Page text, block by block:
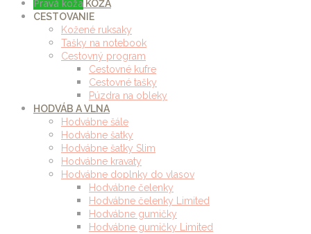
Pravá koža KOŽA
CESTOVANIE
Kožené ruksaky
Tašky na notebook
Cestovný program
Cestovné kufre
Cestovné tašky
Púzdra na obleky
HODVÁB A VLNA
Hodvábne šále
Hodvábne šatky
Hodvábne šatky Slim
Hodvábne kravaty
Hodvábne doplnky do vlasov
Hodvábne čelenky
Hodvábne čelenky Limited
Hodvábne gumičky
Hodvábne gumičky Limited